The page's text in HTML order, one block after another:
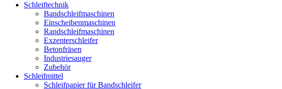
Schleiftechnik
Bandschleifmaschinen
Einscheibenmaschinen
Randschleifmaschinen
Exzenterschleifer
Betonfräsen
Industriesauger
Zubehör
Schleifmittel
Schleifpapier für Bandschleifer